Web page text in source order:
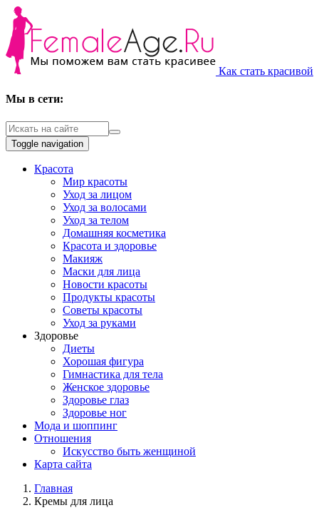
Как стать красивой
Мы в сети:
Toggle navigation
Красота
Мир красоты
Уход за лицом
Уход за волосами
Уход за телом
Домашняя косметика
Красота и здоровье
Макияж
Маски для лица
Новости красоты
Продукты красоты
Советы красоты
Уход за руками
Здоровье
Диеты
Хорошая фигура
Гимнастика для тела
Женское здоровье
Здоровье глаз
Здоровье ног
Мода и шоппинг
Отношения
Искусство быть женщиной
Карта сайта
Главная
Кремы для лица